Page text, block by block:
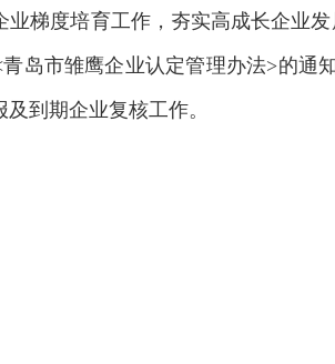
业梯度培育工作，夯实高成长企业
岛市雏鹰企业认定管理办法>的通
到期企业复核工作。